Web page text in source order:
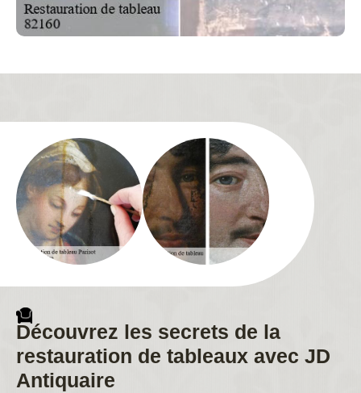
Découvrez les secrets de la
restauration de tableaux avec JD
Antiquaire